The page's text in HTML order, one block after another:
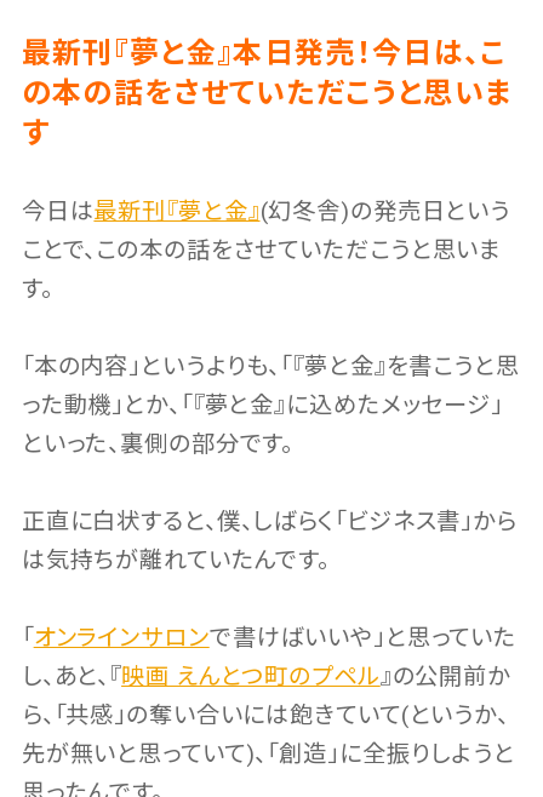
最新刊『夢と金』本日発売！今日は、こ
の本の話をさせていただこうと思いま
す
今日は最新刊『夢と金』(幻冬舎)の発売日という
ことで、この本の話をさせていただこうと思いま
す。
「本の内容」というよりも、「『夢と金』を書こうと思
った動機」とか、「『夢と金』に込めたメッセージ」
といった、裏側の部分です。
正直に白状すると、僕、しばらく「ビジネス書」から
は気持ちが離れていたんです。
「 オンラインサロンで書けばいいや」と思っていた
し、あと、『映画 えんとつ町のプペル』の公開前か
ら、「共感」の奪い合いには飽きていて(というか、
先が無いと思っていて)、「創造」に全振りしようと